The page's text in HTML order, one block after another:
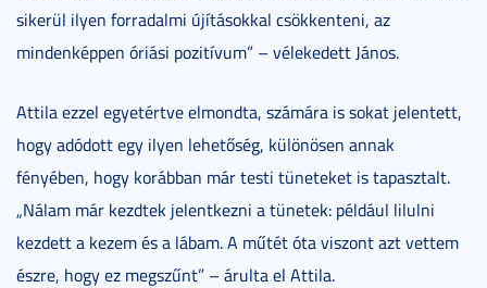
sikerül ilyen forradalmi újításokkal csökkenteni, az
mindenképpen óriási pozitívum” – vélekedett János.
Attila ezzel egyetértve elmondta, számára is sokat jelentett,
hogy adódott egy ilyen lehetőség, különösen annak
fényében, hogy korábban már testi tüneteket is tapasztalt.
„Nálam már kezdtek jelentkezni a tünetek: például lilulni
kezdett a kezem és a lábam. A műtét óta viszont azt vettem
észre, hogy ez megszűnt” – árulta el Attila.